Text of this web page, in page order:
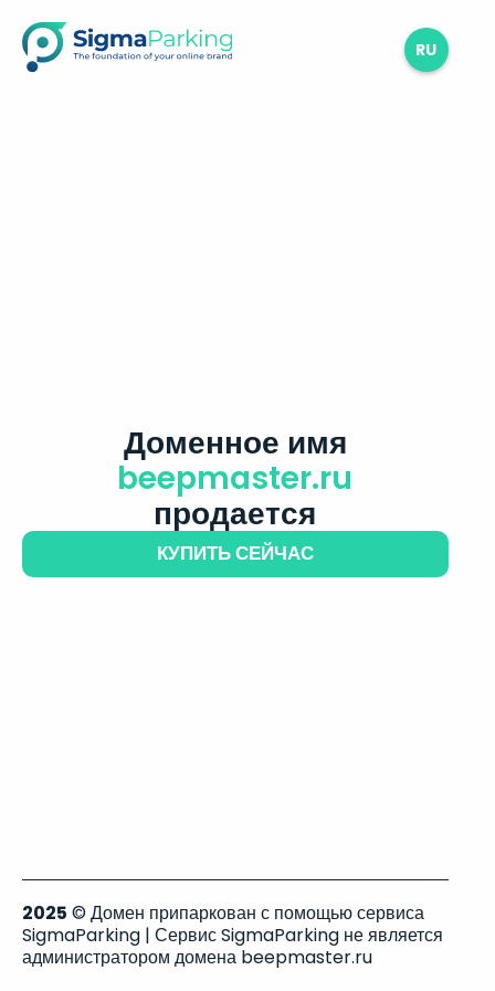
RU
Доменное имя
beepmaster.ru
продается
КУПИТЬ СЕЙЧАС
2025 © Домен припаркован с помощью сервиса
SigmaParking | Сервис SigmaParking не является
администратором домена beepmaster.ru